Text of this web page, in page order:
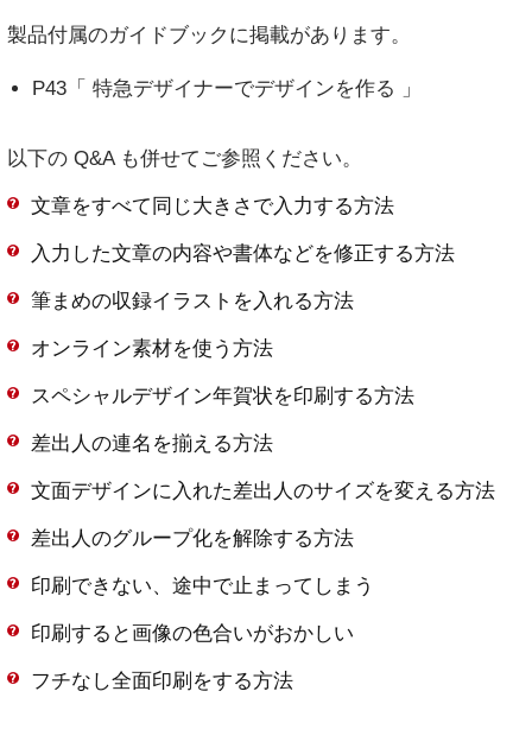
製品付属のガイドブックに掲載があります。
P43「 特急デザイナーでデザインを作る 」
以下の Q&A も併せてご参照ください。
文章をすべて同じ大きさで入力する方法
入力した文章の内容や書体などを修正する方法
筆まめの収録イラストを入れる方法
オンライン素材を使う方法
スペシャルデザイン年賀状を印刷する方法
差出人の連名を揃える方法
文面デザインに入れた差出人のサイズを変える方法
差出人のグループ化を解除する方法
印刷できない、途中で止まってしまう
印刷すると画像の色合いがおかしい
フチなし全面印刷をする方法